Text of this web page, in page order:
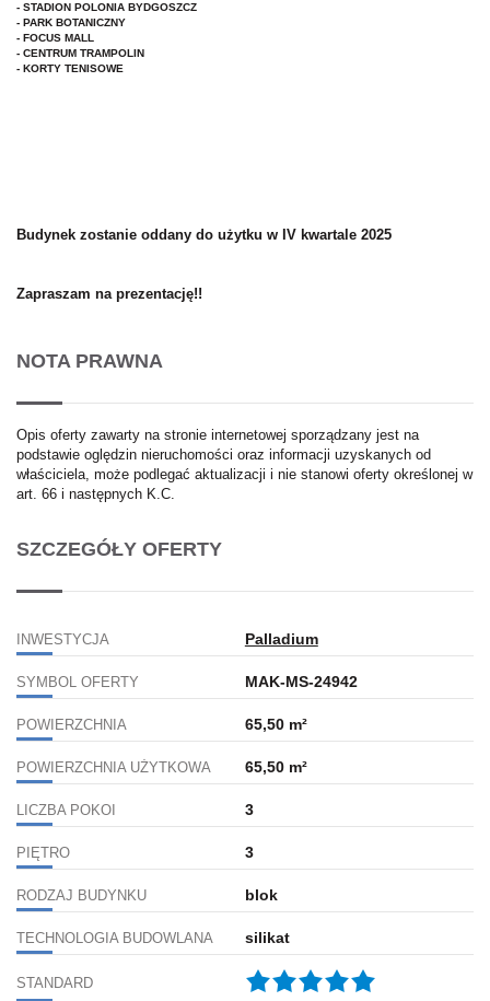
- STADION POLONIA BYDGOSZCZ
- PARK BOTANICZNY
- FOCUS MALL
- CENTRUM TRAMPOLIN
- KORTY TENISOWE
Budynek zostanie oddany do użytku w IV kwartale 2025
Zapraszam na prezentację!!
NOTA PRAWNA
Opis oferty zawarty na stronie internetowej sporządzany jest na
podstawie oględzin nieruchomości oraz informacji uzyskanych od
właściciela, może podlegać aktualizacji i nie stanowi oferty określonej w
art. 66 i następnych K.C.
SZCZEGÓŁY OFERTY
INWESTYCJA Palladium
SYMBOL OFERTY MAK-MS-24942
POWIERZCHNIA 65,50 m²
POWIERZCHNIA UŻYTKOWA 65,50 m²
LICZBA POKOI 3
PIĘTRO 3
RODZAJ BUDYNKU blok
TECHNOLOGIA BUDOWLANA silikat
STANDARD